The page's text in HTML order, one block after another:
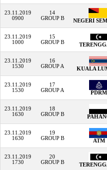
23.11.2019
0900
14
GROUP B
NEGERI
23.11.2019
1000
15
GROUP B
23.11.2019
1530
16
GROUP A
KUALA
23.11.2019
1530
17
GROUP A
PDRM
23.11.2019
1630
18
GROUP B
23.11.2019
1630
19
GROUP B
ATM
23.11.2019
1730
20
GROUP B